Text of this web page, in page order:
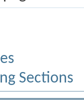
Sections